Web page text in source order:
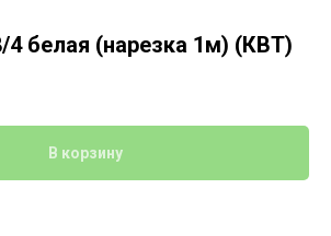
белая (нарезка 1м) (КВТ)
В корзину